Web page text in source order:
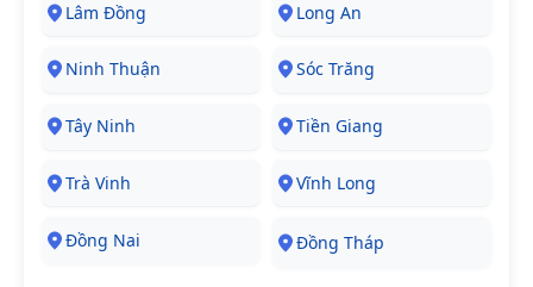
Lâm Đồng Long An
Ninh Thuận Sóc Trăng
Tây Ninh Tiền Giang
Trà Vinh Vĩnh Long
Đồng Nai Đồng Tháp